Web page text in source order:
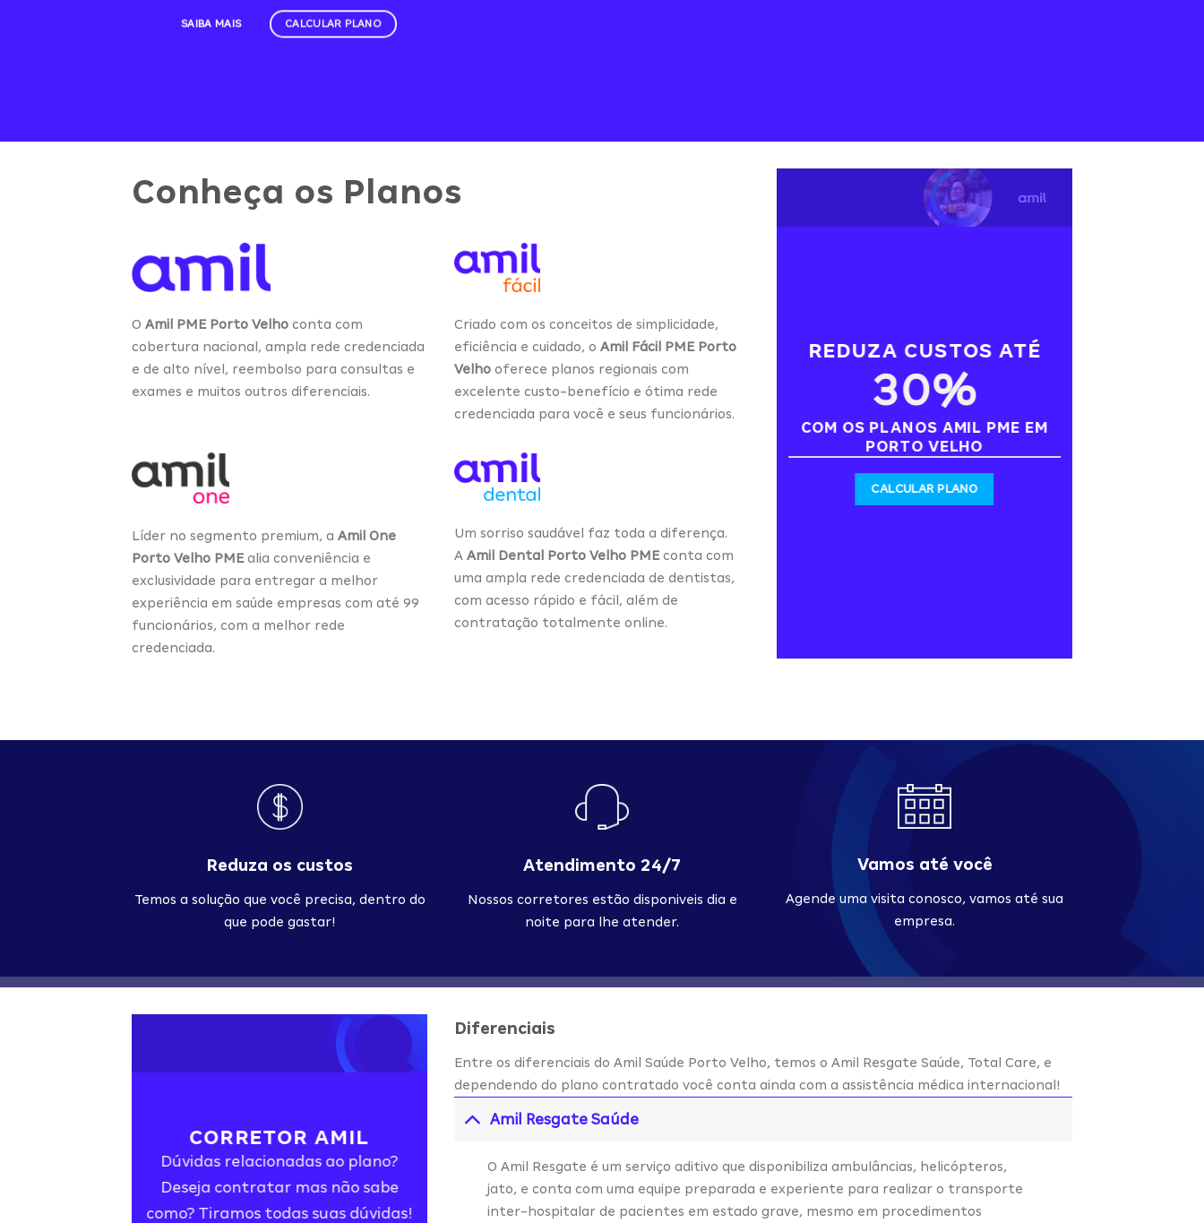
SAIBA MAIS CALCULAR PLANO
Conheça os Planos
O Amil PME Porto Velho conta com
cobertura nacional, ampla rede credenciada
e de alto nível, reembolso para consultas e
exames e muitos outros diferenciais.
Criado com os conceitos de simplicidade,
eficiência e cuidado, o Amil Fácil PME Porto
Velho oferece planos regionais com
excelente custo-benefício e ótima rede
credenciada para você e seus funcionários.
Líder no segmento premium, a Amil One
Porto Velho PMEalia conveniência e
exclusividade para entregar a melhor
experiência em saúde empresas com até 99
funcionários, com a melhor rede
credenciada.
Um sorriso saudável faz toda a diferença.
A Amil Dental Porto Velho PMEconta com
uma ampla rede credenciada de dentistas,
com acesso rápido e fácil, além de
contratação totalmente online.
REDUZA CUSTOS ATÉ
30%
COM OS PLANOS AMIL PME EM
PORTO VELHO
CALCULAR PLANO
Reduza os custos
Temos a solução que você precisa, dentro do
que pode gastar!
Atendimento 24/7
Nossos corretores estão disponiveis dia e
noite para lhe atender.
Vamos até você
Agende uma visita conosco, vamos até sua
empresa.
CORRETOR AMIL
Dúvidas relacionadas ao plano?
Deseja contratar mas não sabe
como? Tiramos todas suas dúvidas!
Diferenciais
Entre os diferenciais do Amil Saúde Porto Velho, temos o Amil Resgate Saúde, Total Care, e
dependendo do plano contratado você conta ainda com a assistência médica internacional!
Amil Resgate Saúde
O Amil Resgate é um serviço aditivo que disponibiliza ambulâncias, helicópteros,
jato, e conta com uma equipe preparada e experiente para realizar o transporte
inter-hospitalar de pacientes em estado grave, mesmo em procedimentos